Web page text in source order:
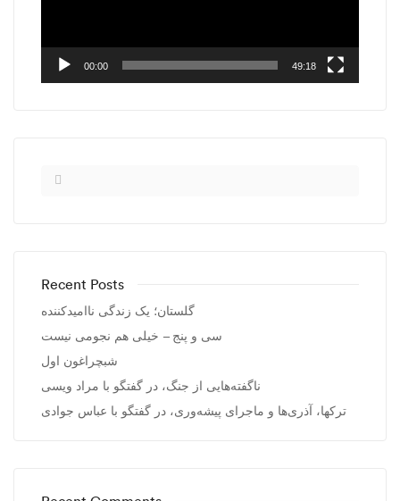
00:00 49:18
Recent Posts
گلستان؛ یک زندگی ناامیدکننده
سی و پنج – خیلی هم نجومی نیست
شبچراغون اول
ناگفته‌هایی از جنگ، در گفتگو با مراد ویسی
ترکها، آذری‌ها و ماجرای پیشه‌وری، در گفتگو با عباس جوادی